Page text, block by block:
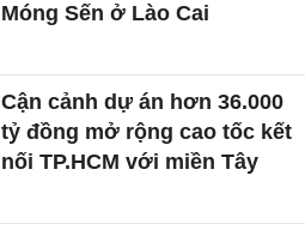
Móng Sến ở Lào Cai
Cận cảnh dự án hơn 36.000
tỷ đồng mở rộng cao tốc kết
nối TP.HCM với miền Tây